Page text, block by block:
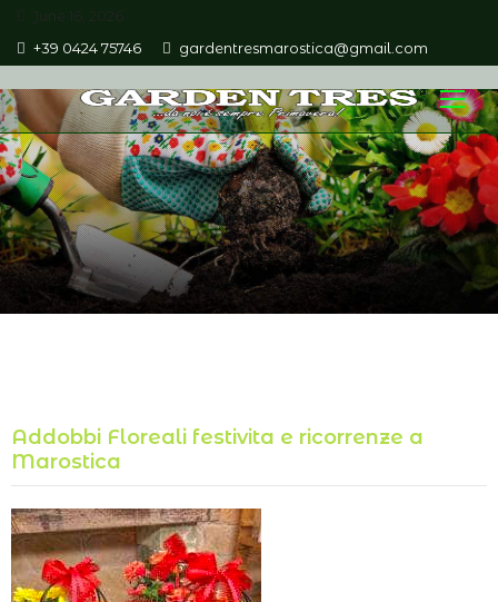
+39 0424 75746
gardentresmarostica@gmail.com
Addobbi Floreali festivita e ricorrenze a
Marostica